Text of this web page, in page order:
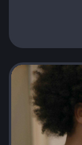
guerreiros
estratégia,